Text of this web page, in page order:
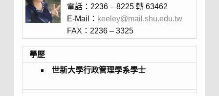
電話：2236 – 8225 轉 63462
E-Mail： keeley@mail.shu.edu.tw
FAX：2236 – 3325
學歷
世新大學行政管理學系學士